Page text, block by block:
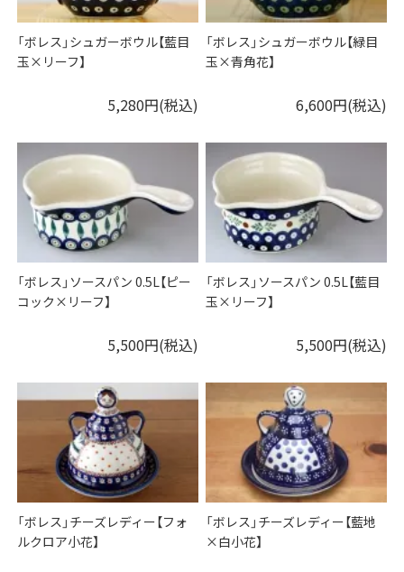
「ボレス」シュガーボウル【藍目
玉×リーフ】
5,280円(税込)
「ボレス」シュガーボウル【緑目
玉×青角花】
6,600円(税込)
「ボレス」ソースパン 0.5L【ピー
コック×リーフ】
5,500円(税込)
「ボレス」ソースパン 0.5L【藍目
玉×リーフ】
5,500円(税込)
「ボレス」チーズレディー【フォ
ルクロア小花】
「ボレス」チーズレディー【藍地
×白小花】